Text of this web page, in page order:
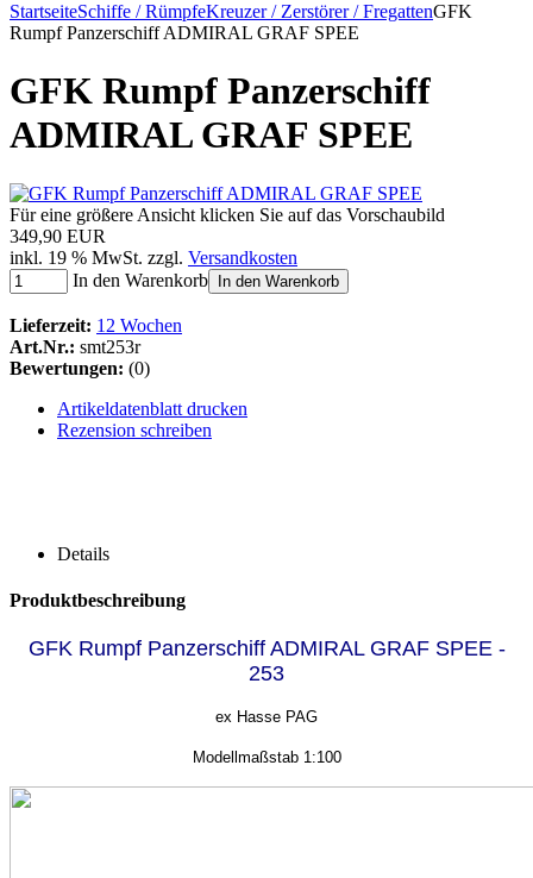
StartseiteSchiffe / RümpfeKreuzer / Zerstörer / FregattenGFK
Rumpf Panzerschiff ADMIRAL GRAF SPEE
GFK Rumpf Panzerschiff
ADMIRAL GRAF SPEE
Für eine größere Ansicht klicken Sie auf das Vorschaubild
349,90 EUR
inkl. 19 % MwSt. zzgl. Versandkosten
In den Warenkorb
In den Warenkorb
Lieferzeit: 12 Wochen
Art.Nr.: smt253r
Bewertungen: (0)
Artikeldatenblatt drucken
Rezension schreiben
Details
Produktbeschreibung
GFK Rumpf Panzerschiff ADMIRAL GRAF SPEE -
253
ex Hasse PAG
Modellmaßstab 1:100